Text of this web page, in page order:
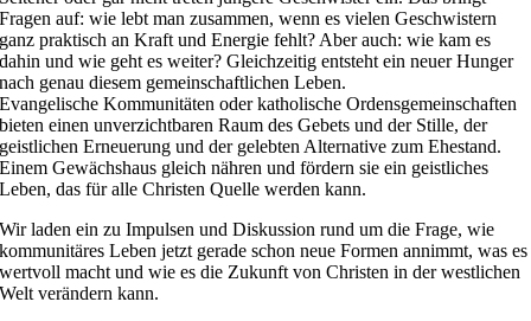
Fragen auf: wie lebt man zusammen, wenn es vielen Geschwistern
ganz praktisch an Kraft und Energie fehlt? Aber auch: wie kam es
dahin und wie geht es weiter? Gleichzeitig entsteht ein neuer Hunger
nach genau diesem gemeinschaftlichen Leben.
Evangelische Kommunitäten oder katholische Ordensgemeinschaften
bieten einen unverzichtbaren Raum des Gebets und der Stille, der
geistlichen Erneuerung und der gelebten Alternative zum Ehestand.
Einem Gewächshaus gleich nähren und fördern sie ein geistliches
Leben, das für alle Christen Quelle werden kann.
Wir laden ein zu Impulsen und Diskussion rund um die Frage, wie
kommunitäres Leben jetzt gerade schon neue Formen annimmt, was es
wertvoll macht und wie es die Zukunft von Christen in der westlichen
Welt verändern kann.